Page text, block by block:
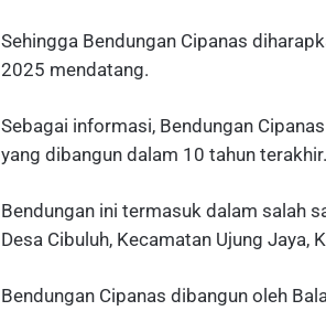
Sehingga Bendungan Cipanas
2025 mendatang.
Sebagai informasi, Bendungan
yang dibangun dalam 10 tahun terakhir.
Bendungan ini termasuk dalam salah
Desa Cibuluh, Kecamatan Ujung Jaya,
Bendungan Cipanas dibangun oleh